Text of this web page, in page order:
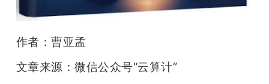
题
作者：曹亚孟
文章来源：微信公众号“云算计”